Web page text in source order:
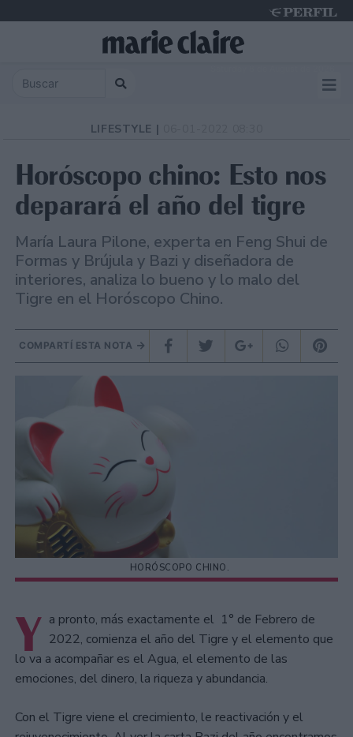
LIFESTYLE |
Horóscopo chino: Esto nos
deparará el año del tigre
María Laura Pilone, experta en Feng Shui de
Formas y Brújula y Bazi y diseñadora de
interiores, analiza lo bueno y lo malo del
Tigre en el Horóscopo Chino.
COMPARTÍ ESTA NOTA
HORÓSCOPO CHINO.
Y a pronto, más exactamente el 1° de Febrero de
2022, comienza el año del Tigre y el elemento que
lo va a acompañar es el Agua, el elemento de las
emociones, del dinero, la riqueza y abundancia.
Con el Tigre viene el crecimiento, le reactivación y el